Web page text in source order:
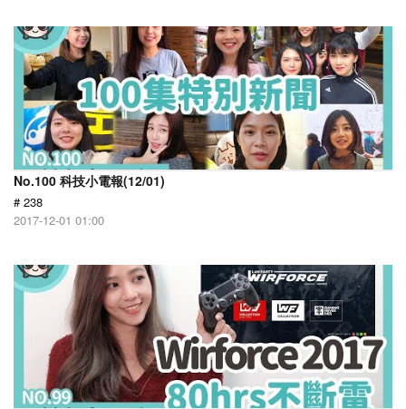
No.100 科技小電報(12/01)
# 238
2017-12-01 01:00